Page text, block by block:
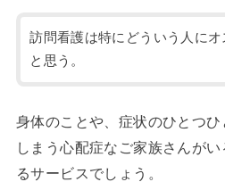
訪問看護は特にどういう人に
と思う。
身体のことや、症状のひとつ
しまう心配症なご家族さんが
るサービスでしょう。